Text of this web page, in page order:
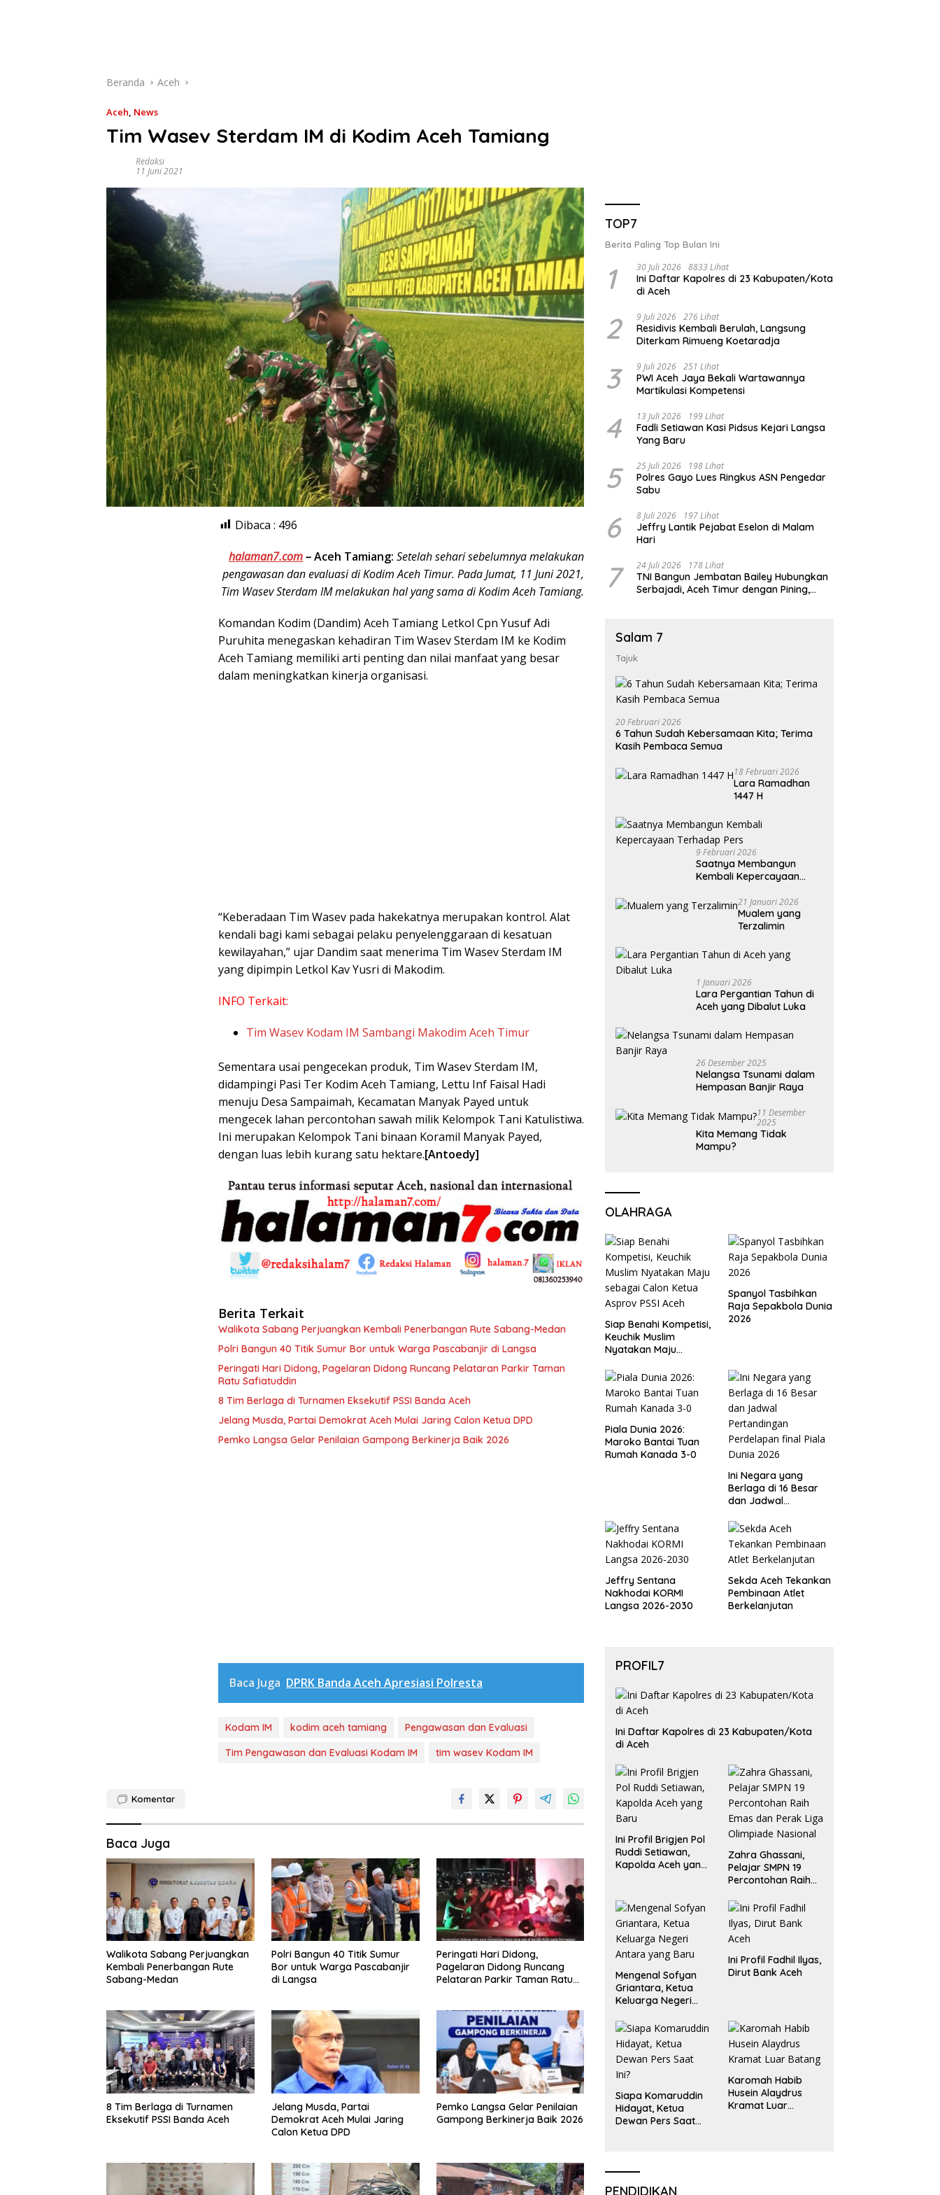
Beranda Aceh
Aceh, News
Tim Wasev Sterdam IM di Kodim Aceh Tamiang
Redaksi
11 Juni 2021
Dibaca : 496
halaman7.com–Aceh Tamiang: Setelah sehari sebelumnya melakukan
pengawasan dan evaluasi di Kodim Aceh Timur. Pada Jumat, 11 Juni 2021,
Tim Wasev Sterdam IM melakukan hal yang sama di Kodim Aceh Tamiang.
Komandan Kodim (Dandim) Aceh Tamiang Letkol Cpn Yusuf Adi
Puruhita menegaskan kehadiran Tim Wasev Sterdam IM ke Kodim
Aceh Tamiang memiliki arti penting dan nilai manfaat yang besar
dalam meningkatkan kinerja organisasi.
“Keberadaan Tim Wasev pada hakekatnya merupakan kontrol. Alat
kendali bagi kami sebagai pelaku penyelenggaraan di kesatuan
kewilayahan,” ujar Dandim saat menerima Tim Wasev Sterdam IM
yang dipimpin Letkol Kav Yusri di Makodim.
INFO Terkait:
Tim Wasev Kodam IM Sambangi Makodim Aceh Timur
Sementara usai pengecekan produk, Tim Wasev Sterdam IM,
didampingi Pasi Ter Kodim Aceh Tamiang, Lettu Inf Faisal Hadi
menuju Desa Sampaimah, Kecamatan Manyak Payed untuk
mengecek lahan percontohan sawah milik Kelompok Tani Katulistiwa.
Ini merupakan Kelompok Tani binaan Koramil Manyak Payed,
dengan luas lebih kurang satu hektare.[Antoedy]
Berita Terkait
Walikota Sabang Perjuangkan Kembali Penerbangan Rute Sabang-Medan
Polri Bangun 40 Titik Sumur Bor untuk Warga Pascabanjir di Langsa
Peringati Hari Didong, Pagelaran Didong Runcang Pelataran Parkir Taman
Ratu Safiatuddin
8 Tim Berlaga di Turnamen Eksekutif PSSI Banda Aceh
Jelang Musda, Partai Demokrat Aceh Mulai Jaring Calon Ketua DPD
Pemko Langsa Gelar Penilaian Gampong Berkinerja Baik 2026
Baca Juga DPRK Banda Aceh Apresiasi Polresta
Kodam IM kodim aceh tamiang
Pengawasan dan Evaluasi
Tim Pengawasan dan Evaluasi Kodam IM
tim wasev Kodam IM
Komentar
Baca Juga
Walikota Sabang Perjuangkan
Kembali Penerbangan Rute
Sabang-Medan
Polri Bangun 40 Titik Sumur
Bor untuk Warga Pascabanjir
di Langsa
Peringati Hari Didong,
Pagelaran Didong Runcang
Pelataran Parkir Taman Ratu
8 Tim Berlaga di Turnamen
Eksekutif PSSI Banda Aceh
Jelang Musda, Partai
Demokrat Aceh Mulai Jaring
Calon Ketua DPD
Pemko Langsa Gelar Penilaian
Gampong Berkinerja Baik 2026
TOP7
Berita Paling Top Bulan Ini
1 30 Juli 2026 8833 Lihat
Ini Daftar Kapolres di 23 Kabupaten/Kota
di Aceh
2 9 Juli 2026 276 Lihat
Residivis Kembali Berulah, Langsung
Diterkam Rimueng Koetaradja
3 9 Juli 2026 251 Lihat
PWI Aceh Jaya Bekali Wartawannya
Martikulasi Kompetensi
4 13 Juli 2026 199 Lihat
Fadli Setiawan Kasi Pidsus Kejari Langsa
Yang Baru
5 25 Juli 2026 198 Lihat
Polres Gayo Lues Ringkus ASN Pengedar
Sabu
6 8 Juli 2026 197 Lihat
Jeffry Lantik Pejabat Eselon di Malam
Hari
7 24 Juli 2026 178 Lihat
TNI Bangun Jembatan Bailey Hubungkan
Serbajadi, Aceh Timur dengan Pining,
Salam 7
Tajuk
20 Februari 2026
6 Tahun Sudah Kebersamaan Kita; Terima
Kasih Pembaca Semua
18 Februari 2026
Lara Ramadhan
1447 H
9 Februari 2026
Saatnya Membangun
Kembali Kepercayaan
21 Januari 2026
Mualem yang
Terzalimin
1 Januari 2026
Lara Pergantian Tahun di
Aceh yang Dibalut Luka
26 Desember 2025
Nelangsa Tsunami dalam
Hempasan Banjir Raya
11 Desember
2025
Kita Memang Tidak
Mampu?
OLAHRAGA
Siap Benahi Kompetisi,
Keuchik Muslim
Nyatakan Maju
Asprov PSSI Aceh
Spanyol Tasbihkan
Raja Sepakbola Dunia
2026
Piala Dunia 2026:
Maroko Bantai Tuan
Rumah Kanada 3-0
Ini Negara yang
Berlaga di 16 Besar
dan Jadwal
Perdelapan final Piala
Dunia 2026
Jeffry Sentana
Nakhodai KORMI
Langsa 2026-2030
Sekda Aceh Tekankan
Pembinaan Atlet
Berkelanjutan
PROFIL7
Ini Daftar Kapolres di 23 Kabupaten/Kota
di Aceh
Ini Profil Brigjen Pol
Ruddi Setiawan,
Kapolda Aceh yang
Zahra Ghassani,
Pelajar SMPN 19
Percontohan Raih
Liga Olimpiade
Nasional
Mengenal Sofyan
Griantara, Ketua
Keluarga Negeri
Ini Profil Fadhil Ilyas,
Dirut Bank Aceh
Siapa Komaruddin
Hidayat, Ketua
Dewan Pers Saat
Karomah Habib
Husein Alaydrus
Kramat Luar
PENDIDIKAN